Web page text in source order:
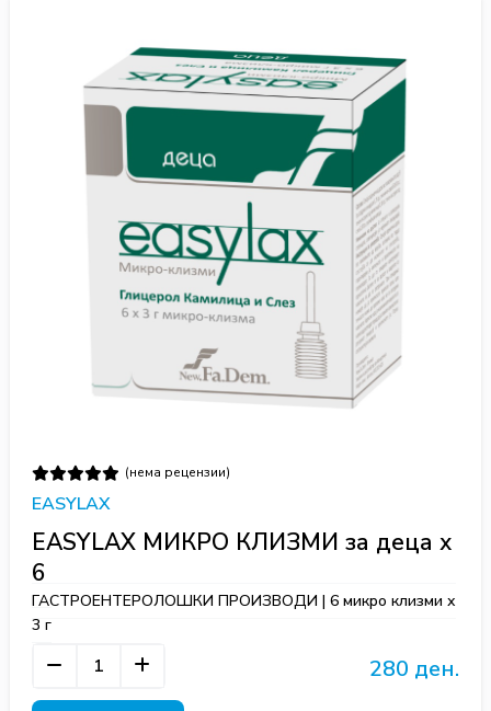
(нема рецензии)
EASYLAX
EASYLAX МИКРО КЛИЗМИ за деца x
6
ГАСТРОЕНТЕРОЛОШКИ ПРОИЗВОДИ | 6 микро клизми х
3 г
280 ден.